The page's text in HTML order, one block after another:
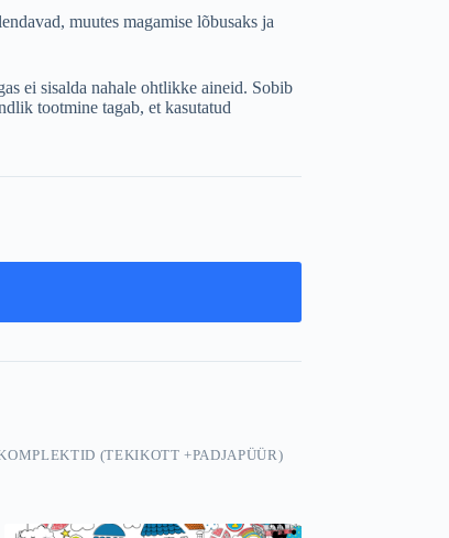
muutes magamise lõbusaks ja
ei sisalda nahale ohtlikke aineid. Sobib
tootmine tagab, et kasutatud
(TEKIKOTT +PADJAPÜÜR)